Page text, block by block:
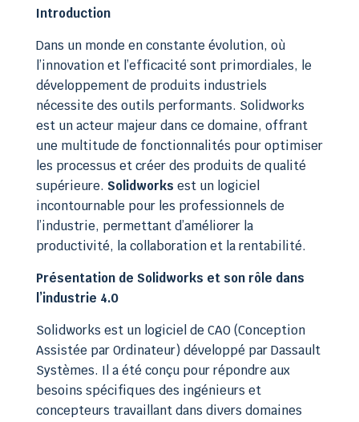
Introduction
Dans un monde en constante évolution, où
l’innovation et l’efficacité sont primordiales, le
développement de produits industriels
nécessite des outils performants. Solidworks
est un acteur majeur dans ce domaine, offrant
une multitude de fonctionnalités pour optimiser
les processus et créer des produits de qualité
supérieure. Solidworks est un logiciel
incontournable pour les professionnels de
l’industrie, permettant d’améliorer la
productivité, la collaboration et la rentabilité.
Présentation de Solidworks et son rôle dans
l’industrie 4.0
Solidworks est un logiciel de CAO (Conception
Assistée par Ordinateur) développé par Dassault
Systèmes. Il a été conçu pour répondre aux
besoins spécifiques des ingénieurs et
concepteurs travaillant dans divers domaines